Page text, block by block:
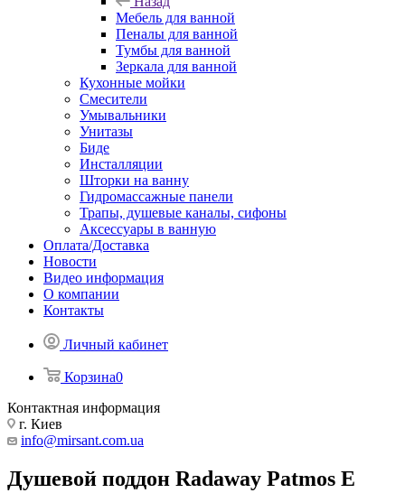
Мебель для ванной
Пеналы для ванной
Тумбы для ванной
Зеркала для ванной
Кухонные мойки
Смесители
Умывальники
Унитазы
Биде
Инсталляции
Шторки на ванну
Гидромассажные панели
Трапы, душевые каналы, сифоны
Аксессуары в ванную
Оплата/Доставка
Новости
Видео информация
О компании
Контакты
Личный кабинет
Корзина0
Контактная информация
г. Киев
info@mirsant.com.ua
Душевой поддон Radaway Patmos E